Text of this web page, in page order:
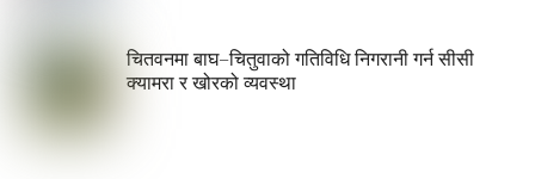
चितवनमा बाघ–चितुवाको गतिविधि निगरानी गर्न सीसी
क्यामरा र खोरको व्यवस्था